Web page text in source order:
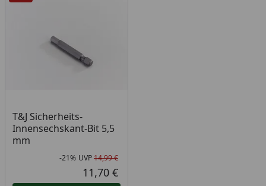
T&J Sicherheits-
Innensechskant-Bit 5,5
mm
Rabatt in Prozent
-21%
Ursprünglicher Preis
UVP14,99 €
Aktueller Preis
11,70 €